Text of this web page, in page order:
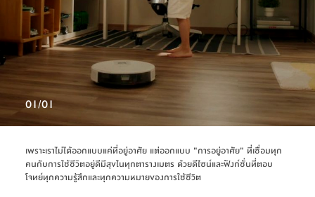
01/01
เพราะเราไม่ได้ออกแบบแค่ที่อยู่อาศัย แต่ออกแบบ "การอยู่อาศัย" ที่เชื่อมทุก
คนกับการใช้ชีวิตอยู่ดีมีสุขในทุกตารางเมตร ด้วยดีไซน์และฟังก์ชั่นที่ตอบ
โจทย์ทุกความรู้สึกและทุกความหมายของการใช้ชีวิต